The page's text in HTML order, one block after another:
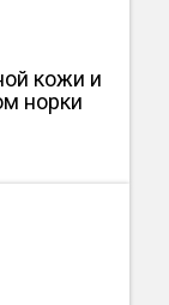
кожи и
норки